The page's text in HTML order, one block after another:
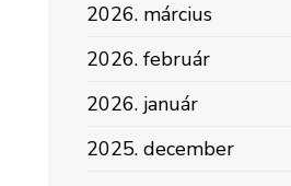
2026. március
2026. február
2026. január
2025. december